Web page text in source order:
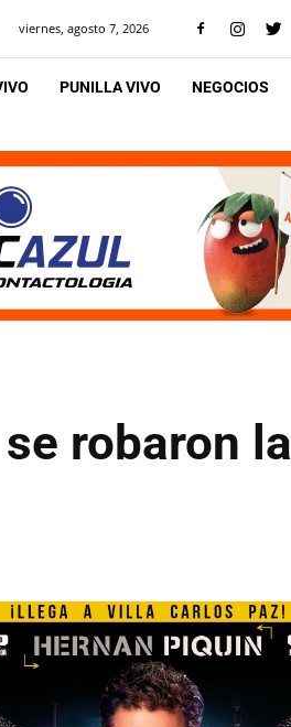
viernes, agosto 7, 2026
PUNILLA VIVO NEGOCIOS
robaron la